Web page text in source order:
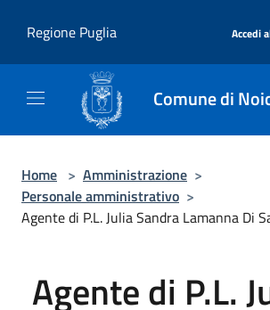
Regione Puglia
Accedi
Comune di
Home > Amministrazione >
Personale amministrativo >
Agente di P.L. Julia Sandra Lamanna Di
Agente di P.L.